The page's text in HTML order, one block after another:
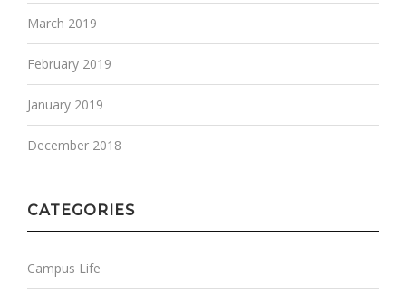
March 2019
February 2019
January 2019
December 2018
CATEGORIES
Campus Life